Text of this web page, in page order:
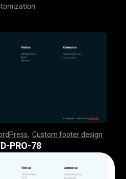
,Custom footer design
,,,,,,,,, ,,,,,,,,,,,,,,,,,,,,,,,,
,,,,,,,,, ,,,,,,,,,,,,,,,,,,,,,,,,
PRO-78